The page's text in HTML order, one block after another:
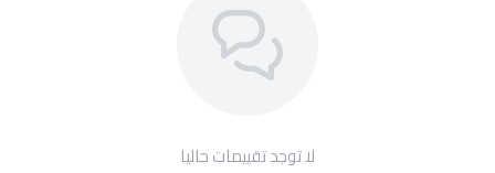
لا توجد تقييمات حاليا